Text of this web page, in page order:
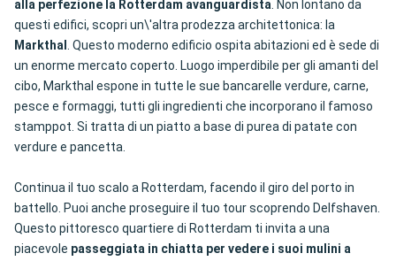
alla perfezione la Rotterdam avanguardista. Non lontano da
questi edifici, scopri un\'altra prodezza architettonica: la
Markthal . Questo moderno edificio ospita abitazioni ed è sede di
un enorme mercato coperto. Luogo imperdibile per gli amanti del
cibo, Markthal espone in tutte le sue bancarelle verdure, carne,
pesce e formaggi, tutti gli ingredienti che incorporano il famoso
stamppot. Si tratta di un piatto a base di purea di patate con
verdure e pancetta.
Continua il tuo scalo a Rotterdam, facendo il giro del porto in
battello. Puoi anche proseguire il tuo tour scoprendo Delfshaven.
Questo pittoresco quartiere di Rotterdam ti invita a una
piacevole passeggiata in chiatta per vedere i suoi mulini a